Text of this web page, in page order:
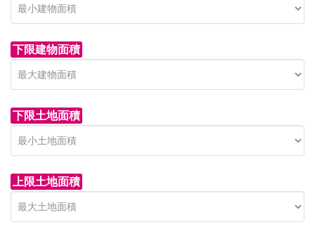
下限建物面積
下限土地面積
上限土地面積
青木新築分譲住宅
on call
Price on call
セン
850